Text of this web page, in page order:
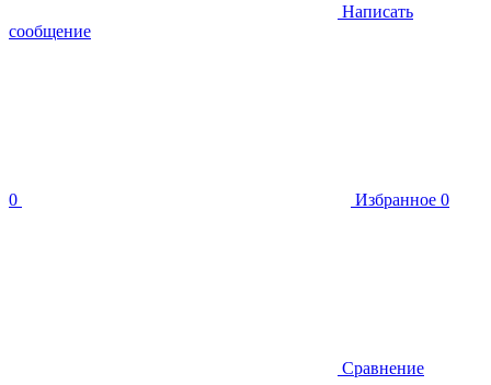
Написать
сообщение
0 Избранное 0
Сравнение